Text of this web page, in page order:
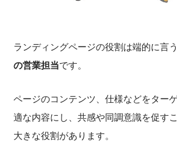
ランディングページの役割は端的に言
の営業担当です。
ページのコンテンツ、仕様などをター
適な内容にし、共感や同調意識を促す
大きな役割があります。